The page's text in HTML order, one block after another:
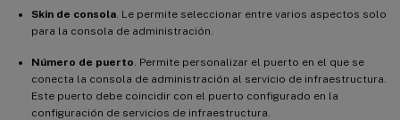
Skin de consola . Le permite seleccionar entre varios aspectos solo
para la consola de administración.
Número de puerto . Permite personalizar el puerto en el que se
conecta la consola de administración al servicio de infraestructura.
Este puerto debe coincidir con el puerto configurado en la
configuración de servicios de infraestructura.